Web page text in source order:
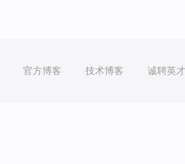
官方博客 技术博客 诚聘英才